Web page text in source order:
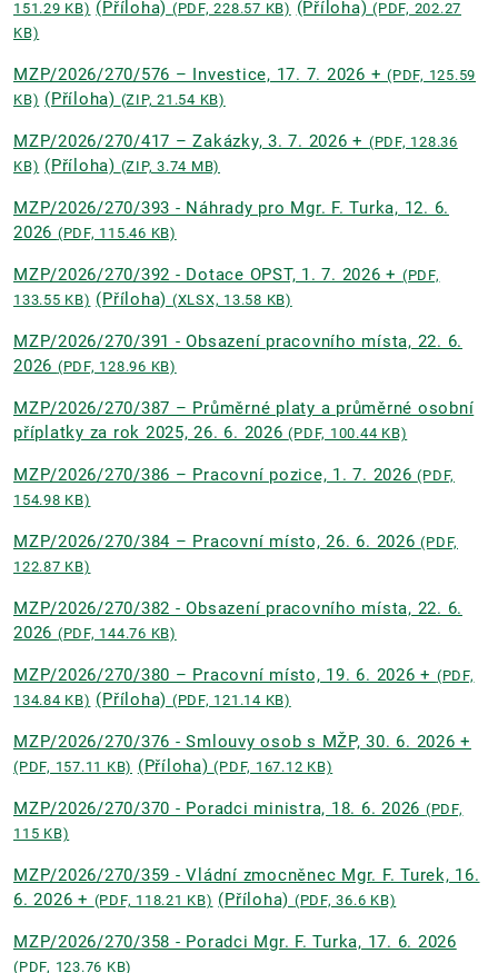
151.29 KB) (Příloha) (PDF, 228.57 KB) (Příloha) (PDF, 202.27
KB)
MZP/2026/270/576 – Investice, 17. 7. 2026 + (PDF, 125.59
KB) (Příloha) (ZIP, 21.54 KB)
MZP/2026/270/417 – Zakázky, 3. 7. 2026 + (PDF, 128.36
KB) (Příloha) (ZIP, 3.74 MB)
MZP/2026/270/393 - Náhrady pro Mgr. F. Turka, 12. 6.
2026 (PDF, 115.46 KB)
MZP/2026/270/392 - Dotace OPST, 1. 7. 2026 + (PDF,
133.55 KB) (Příloha) (XLSX, 13.58 KB)
MZP/2026/270/391 - Obsazení pracovního místa, 22. 6.
2026 (PDF, 128.96 KB)
MZP/2026/270/387 – Průměrné platy a průměrné osobní
příplatky za rok 2025, 26. 6. 2026(PDF, 100.44 KB)
MZP/2026/270/386 – Pracovní pozice, 1. 7. 2026(PDF,
154.98 KB)
MZP/2026/270/384 – Pracovní místo, 26. 6. 2026(PDF,
122.87 KB)
MZP/2026/270/382 - Obsazení pracovního místa, 22. 6.
2026 (PDF, 144.76 KB)
MZP/2026/270/380 – Pracovní místo, 19. 6. 2026 + (PDF,
134.84 KB) (Příloha) (PDF, 121.14 KB)
MZP/2026/270/376 - Smlouvy osob s MŽP, 30. 6. 2026 +
(PDF, 157.11 KB) (Příloha)(PDF, 167.12 KB)
MZP/2026/270/370 - Poradci ministra, 18. 6. 2026 (PDF,
115 KB)
MZP/2026/270/359 - Vládní zmocněnec Mgr. F. Turek, 16.
6. 2026 + (PDF, 118.21 KB) (Příloha) (PDF, 36.6 KB)
MZP/2026/270/358 - Poradci Mgr. F. Turka, 17. 6. 2026
(PDF, 123.76 KB)